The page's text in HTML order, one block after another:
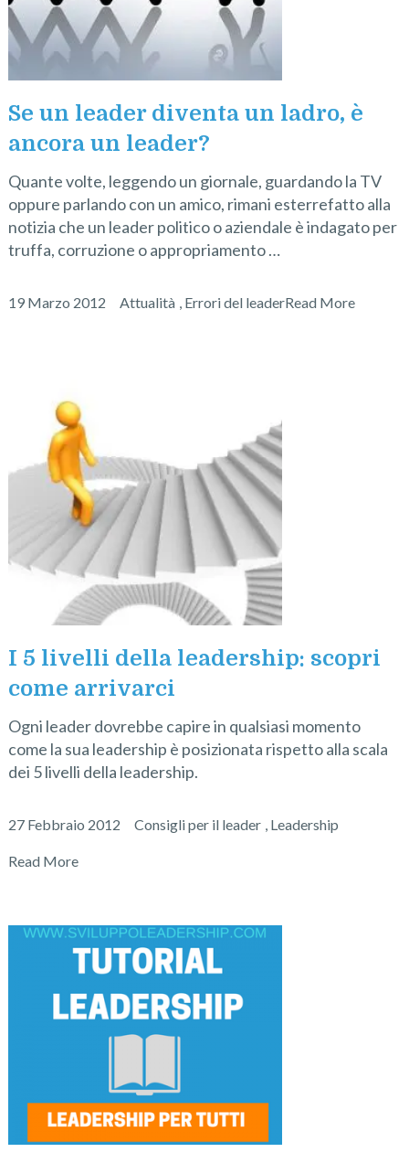
Se un leader diventa un ladro, è
ancora un leader?
Quante volte, leggendo un giornale, guardando la TV
oppure parlando con un amico, rimani esterrefatto alla
notizia che un leader politico o aziendale è indagato per
truffa, corruzione o appropriamento …
19 Marzo 2012 Attualità , Errori del leaderRead More
I 5 livelli della leadership: scopri
come arrivarci
Ogni leader dovrebbe capire in qualsiasi momento
come la sua leadership è posizionata rispetto alla scala
dei 5 livelli della leadership.
27 Febbraio 2012 Consigli per il leader Leadership
Read More